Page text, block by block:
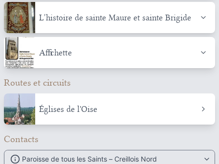
L’histoire de sainte Maure et sainte Brigide
Affichette
Routes et circuits
Églises de l'Oise
Contacts
Paroisse de tous les Saints – Creillois Nord